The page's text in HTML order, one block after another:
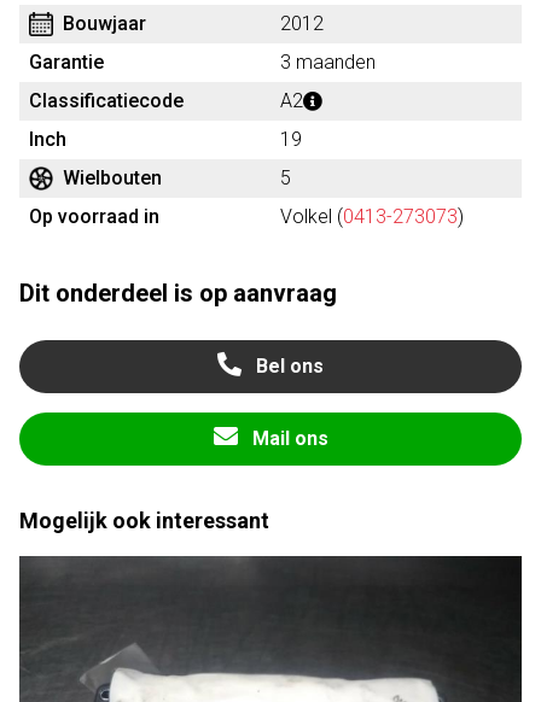
Bouwjaar
2012
Garantie
3 maanden
Classificatiecode
A2
Inch
19
Wielbouten
5
Op voorraad in
Volkel (0413-273073)
Dit onderdeel is op aanvraag
Bel ons
Mail ons
Mogelijk ook interessant